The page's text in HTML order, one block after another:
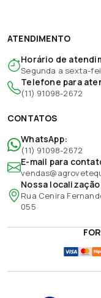
ATENDIMENTO
Horário de
Segunda a sexta-
Telefone para
(11) 91098-2672
CONTATOS
WhatsApp:
(11) 91098-2672
E-mail para
Nossa
Rua Cenira
055